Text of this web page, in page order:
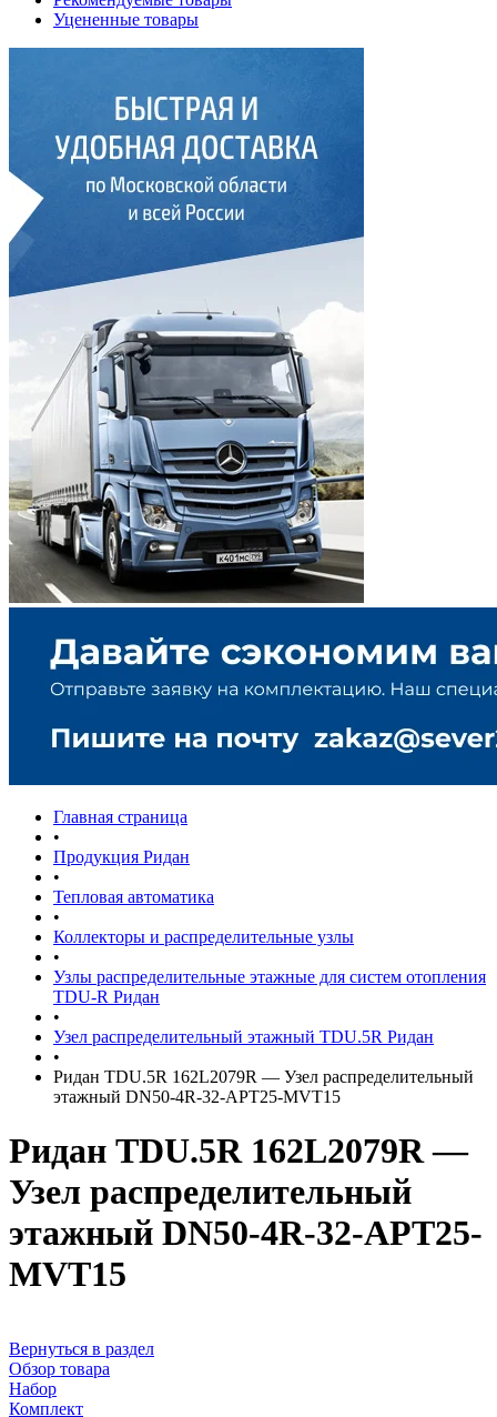
Уцененные товары
Главная страница
•
Продукция Ридан
•
Тепловая автоматика
•
Коллекторы и распределительные узлы
•
Узлы распределительные этажные для систем отопления
TDU-R Ридан
•
Узел распределительный этажный TDU.5R Ридан
•
Ридан TDU.5R 162L2079R — Узел распределительный
этажный DN50-4R-32-APT25-MVT15
Ридан TDU.5R 162L2079R —
Узел распределительный
этажный DN50-4R-32-APT25-
MVT15
Вернуться в раздел
Обзор товара
Набор
Комплект